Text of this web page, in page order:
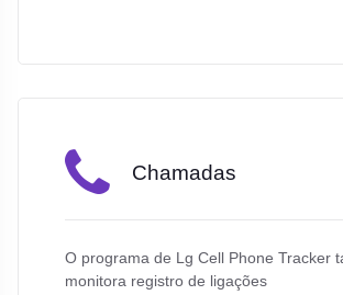
Chamadas
O programa de Lg Cell Phone Tracker
monitora registro de ligações